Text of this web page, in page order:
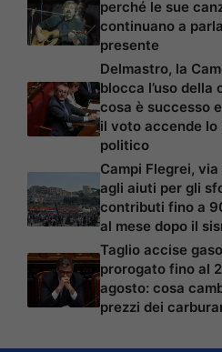
perché le sue
continuano a
presente
Delmastro, la
blocca l’uso della
cosa è successo
il voto accende
politico
Campi Flegrei,
agli aiuti per gli
contributi fino a
al mese dopo il
Taglio accise
prorogato fino al
agosto: cosa
prezzi dei